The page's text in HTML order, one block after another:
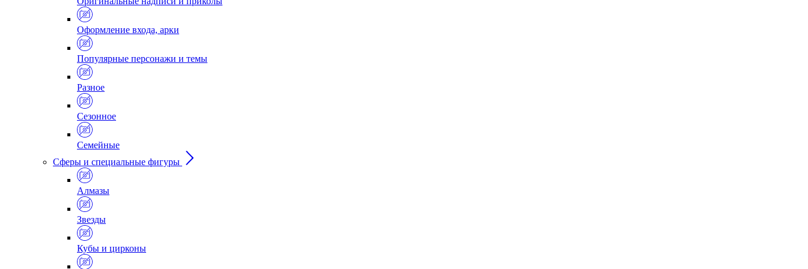
Оформление входа, арки
Популярные персонажи и темы
Разное
Сезонное
Семейные
Сферы и специальные фигуры
Алмазы
Звезды
Кубы и цирконы